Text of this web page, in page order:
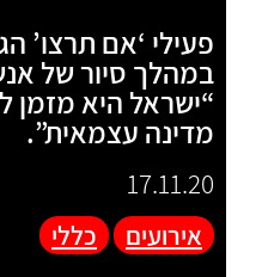
פעילי ‘אם תרצו’
במהלך סיור של
“ישראל היא מזמן
מדינה עצמאית”.
17.11.20
אירועים כללי